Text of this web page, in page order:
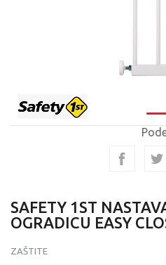
SAFETY 1ST
OGRADICU EASY
ZAŠTITE